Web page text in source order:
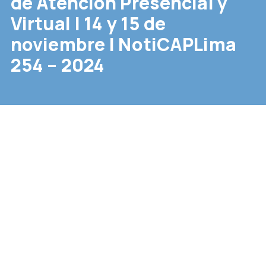
Virtual | 14 y 15 de
noviembre | NotiCAPLima
254 – 2024